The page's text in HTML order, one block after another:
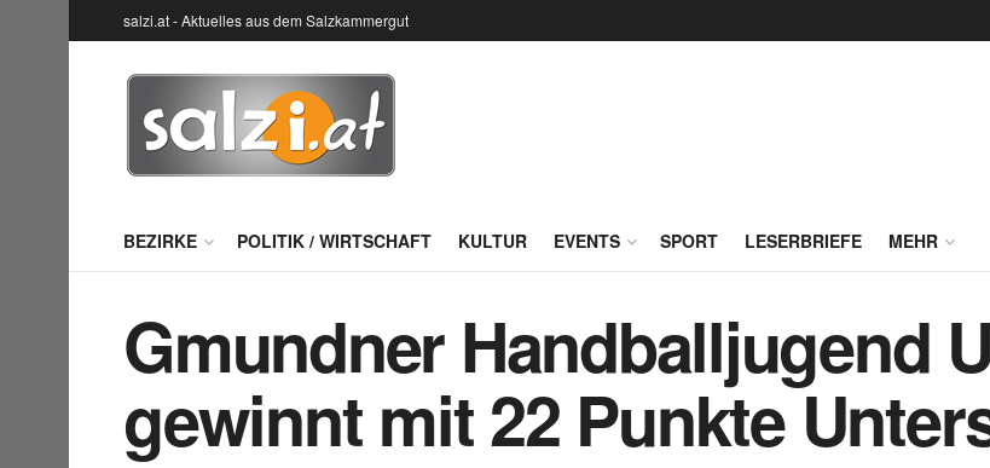
salzi.at - Aktuelles aus dem Salzkammergut
BEZIRKE POLITIK / WIRTSCHAFT KULTUR EVENTS SPORT LESERBRIEFE MEHR
Gmundner Handballjugend
gewinnt mit 22 Punkte